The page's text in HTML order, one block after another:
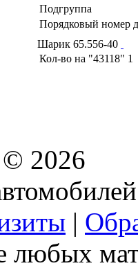
Подгруппа
Порядковый номер
Шарик 65.556-40
Кол-во на "43118" 1
© 2026
|
любых